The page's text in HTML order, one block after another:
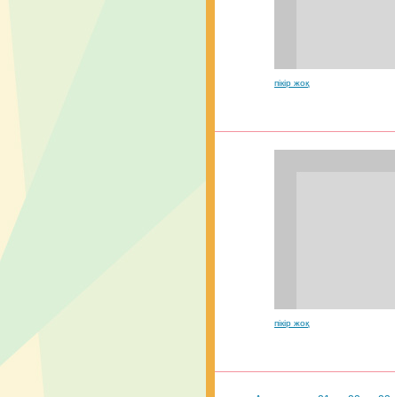
пікір жоқ
пікір жоқ